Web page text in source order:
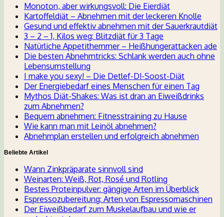
Monoton, aber wirkungsvoll: Die Eierdiät
Kartoffeldiät – Abnehmen mit der leckeren Knolle
Gesund und effektiv abnehmen mit der Sauerkrautdiät
3 – 2 – 1, Kilos weg: Blitzdiät für 3 Tage
Natürliche Appetithemmer – Heißhungerattacken ade
Die besten Abnehmtricks: Schlank werden auch ohne
Lebensumstellung
I make you sexy! – Die Detlef-D!-Soost-Diät
Der Energiebedarf eines Menschen für einen Tag
Mythos Diät-Shakes: Was ist dran an Eiweißdrinks
zum Abnehmen?
Bequem abnehmen: Fitnesstraining zu Hause
Wie kann man mit Leinöl abnehmen?
Abnehmplan erstellen und erfolgreich abnehmen
Beliebte Artikel
Wann Zinkpräparate sinnvoll sind
Weinarten: Weiß, Rot, Rosé und Rotling
Bestes Proteinpulver: gängige Arten im Überblick
Espressozubereitung: Arten von Espressomaschinen
Der Eiweißbedarf zum Muskelaufbau und wie er